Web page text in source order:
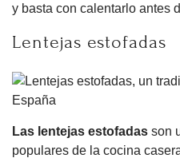
y basta con calentarlo antes
Lentejas estofadas
Las lentejas estofadas son
populares de la cocina